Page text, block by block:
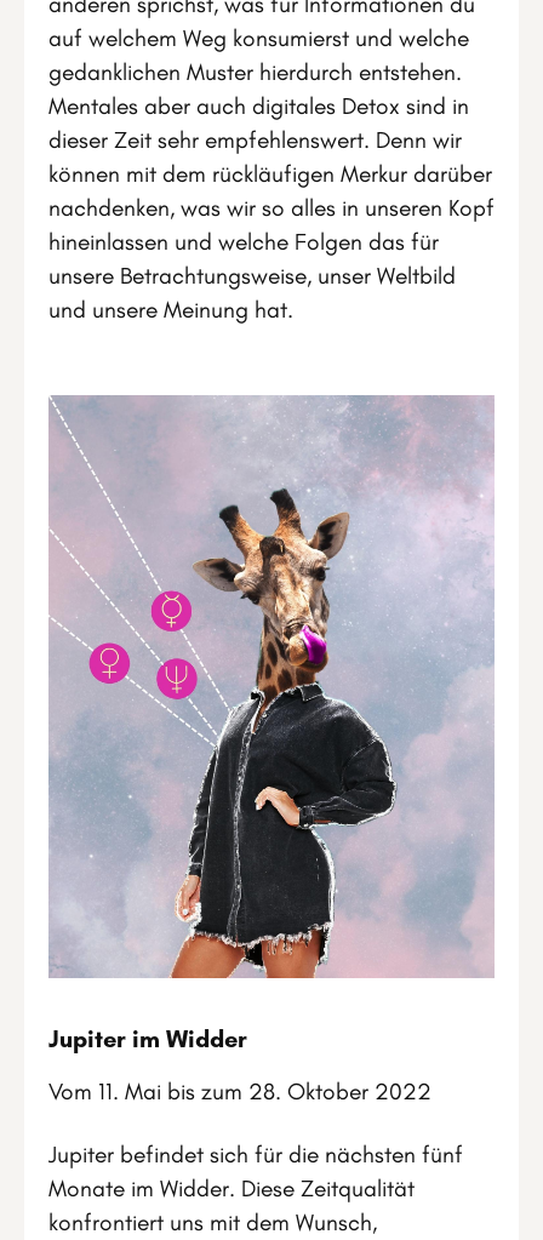
auf welchem Weg konsumierst und welche
gedanklichen Muster hierdurch entstehen.
Mentales aber auch digitales Detox sind in
dieser Zeit sehr empfehlenswert. Denn wir
können mit dem rückläufigen Merkur darüber
nachdenken, was wir so alles in unseren Kopf
hineinlassen und welche Folgen das für
unsere Betrachtungsweise, unser Weltbild
und unsere Meinung hat.
Jupiter im Widder
Vom 11. Mai bis zum 28. Oktober 2022
Jupiter befindet sich für die nächsten fünf
Monate im Widder. Diese Zeitqualität
konfrontiert uns mit dem Wunsch,